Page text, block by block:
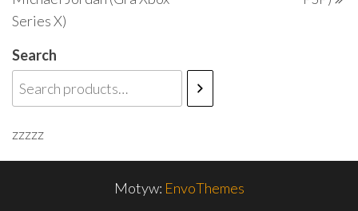
Series X)
Search
zzzzz
Motyw: EnvoThemes